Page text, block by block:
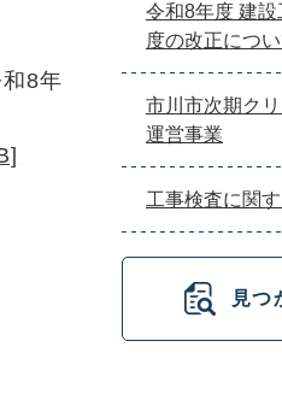
8年
令和8年度 建設
度の改正につ
市川市次期ク
運営事業
工事検査に関
見つ